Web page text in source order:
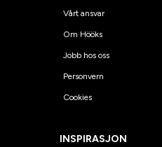
Vårt ansvar
Om Hööks
Jobb hos oss
Personvern
Cookies
INSPIRASJON